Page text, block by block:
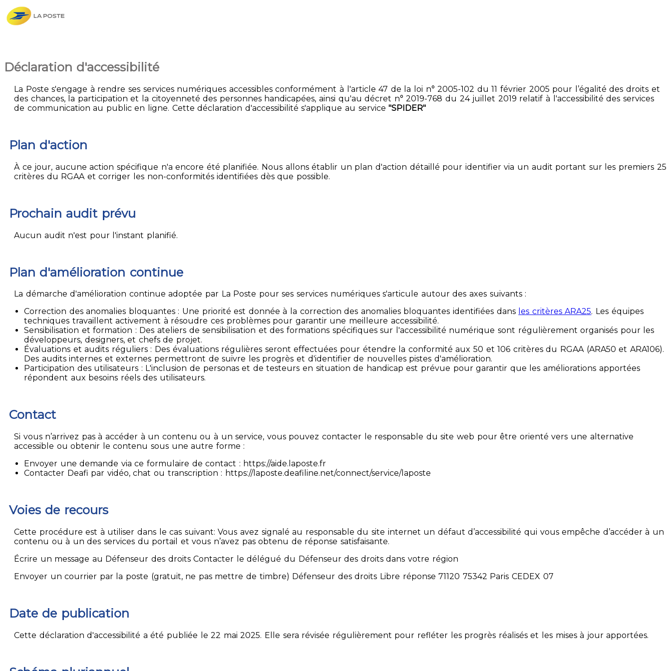
Déclaration d'accessibilité
La Poste s'engage à rendre ses services numériques accessibles conformément à l'article 47 de la loi n° 2005-102 du 11 février 2005 pour l’égalité des droits et
des chances, la participation et la citoyenneté des personnes handicapées, ainsi qu'au décret n° 2019-768 du 24 juillet 2019 relatif à l'accessibilité des services
de communication au public en ligne. Cette déclaration d'accessibilité s'applique au service"SPIDER"
Plan d'action
À ce jour, aucune action spécifique n'a encore été planifiée. Nous allons établir un plan d'action détaillé pour identifier via un audit portant sur les premiers 25
critères du RGAA et corriger les non-conformités identifiées dès que possible.
Prochain audit prévu
Aucun audit n'est pour l'instant planifié.
Plan d'amélioration continue
La démarche d'amélioration continue adoptée par La Poste pour ses services numériques s'articule autour des axes suivants :
Correction des anomalies bloquantes : Une priorité est donnée à la correction des anomalies bloquantes identifiées dans les critères ARA25. Les équipes
techniques travaillent activement à résoudre ces problèmes pour garantir une meilleure accessibilité.
Sensibilisation et formation : Des ateliers de sensibilisation et des formations spécifiques sur l'accessibilité numérique sont régulièrement organisés pour les
développeurs, designers, et chefs de projet.
Évaluations et audits réguliers : Des évaluations régulières seront effectuées pour étendre la conformité aux 50 et 106 critères du RGAA (ARA50 et ARA106).
Des audits internes et externes permettront de suivre les progrès et d'identifier de nouvelles pistes d'amélioration.
Participation des utilisateurs : L'inclusion de personas et de testeurs en situation de handicap est prévue pour garantir que les améliorations apportées
répondent aux besoins réels des utilisateurs.
Contact
Si vous n’arrivez pas à accéder à un contenu ou à un service, vous pouvez contacter le responsable du site web pour être orienté vers une alternative
accessible ou obtenir le contenu sous une autre forme :
Envoyer une demande via ce formulaire de contact : https://aide.laposte.fr
Contacter Deafi par vidéo, chat ou transcription : https://laposte.deafiline.net/connect/service/laposte
Voies de recours
Cette procédure est à utiliser dans le cas suivant: Vous avez signalé au responsable du site internet un défaut d’accessibilité qui vous empêche d’accéder à un
contenu ou à un des services du portail et vous n’avez pas obtenu de réponse satisfaisante.
Écrire un message au Défenseur des droits Contacter le délégué du Défenseur des droits dans votre région
Envoyer un courrier par la poste (gratuit, ne pas mettre de timbre) Défenseur des droits Libre réponse 71120 75342 Paris CEDEX 07
Date de publication
Cette déclaration d'accessibilité a été publiée le 22 mai 2025. Elle sera révisée régulièrement pour refléter les progrès réalisés et les mises à jour apportées.